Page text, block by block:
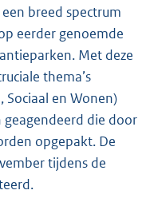
breed spectrum
eerder genoemde
Met deze
thema’s
Sociaal en Wonen)
die door
opgepakt. De
tijdens de